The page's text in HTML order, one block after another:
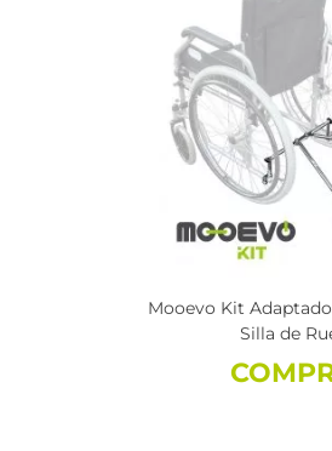
Mooevo Kit
Silla de